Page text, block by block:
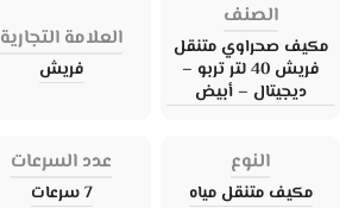
الصنف
مكيف صحراوي متنقل
فريش 40 لتر تربو –
ديجيتال – أبيض
العلامة التجارية
فريش
النوع
مكيف متنقل مياه
عدد السرعات
7 سرعات